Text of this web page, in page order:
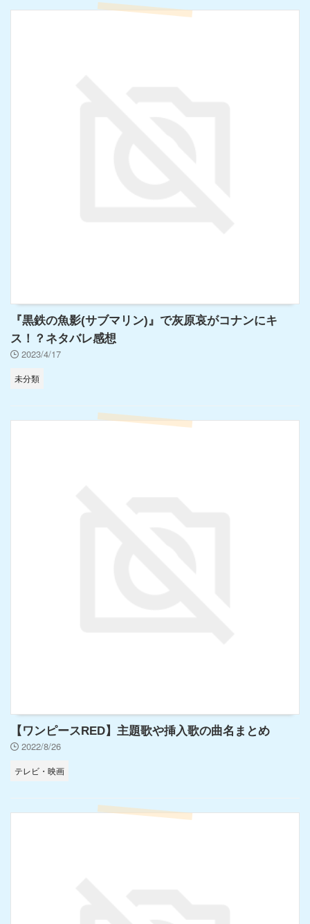
『黒鉄の魚影(サブマリン)』で灰原哀がコナンにキ
ス！？ネタバレ感想
2023/4/17
未分類
【ワンピースRED】主題歌や挿入歌の曲名まとめ
2022/8/26
テレビ・映画